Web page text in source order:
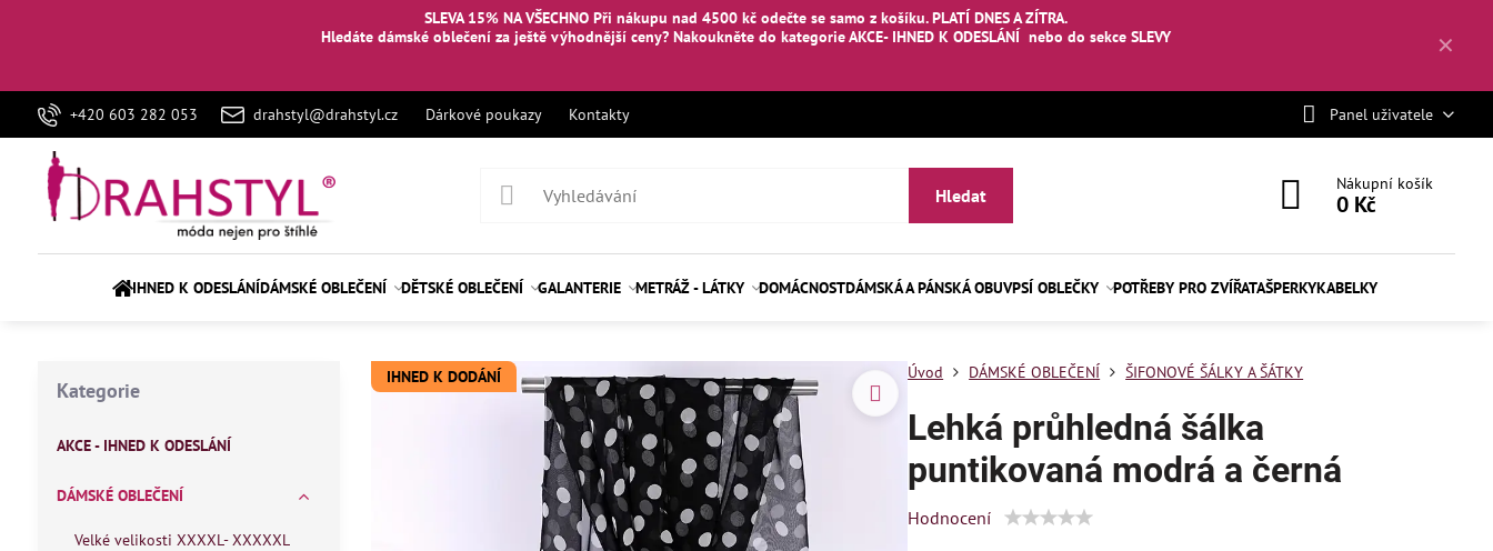
✕
SLEVA 15% NA VŠECHNO Při nákupu nad 4500 kč odečte se samo z košíku. PLATÍ DNES A ZÍTRA.
Hledáte dámské oblečení za ještě výhodnější ceny? Nakouknětedo kategorie AKCE- IHNED K ODESLÁNÍ nebodo sekce SLEVY
+420 603 282 053 drahstyl@drahstyl.cz Dárkové poukazy Kontakty Panel uživatele
Hledat
Nákupní košík
0 Kč
IHNED K ODESLÁNÍDÁMSKÉ OBLEČENÍ DĚTSKÉ OBLEČENÍ GALANTERIE METRÁŽ - LÁTKY DOMÁCNOSTDÁMSKÁ A PÁNSKÁ OBUVPSÍ OBLEČKY POTŘEBY PRO ZVÍŘATAŠPERKYKABELKY
IHNED K DODÁNÍ Úvod DÁMSKÉ OBLEČENÍ ŠIFONOVÉ ŠÁLKY A ŠÁTKY
Lehká průhledná šálka
puntikovaná modrá a černá
Hodnocení
Kategorie
AKCE - IHNED K ODESLÁNÍ
DÁMSKÉ OBLEČENÍ
Velké velikosti XXXXL- XXXXXL